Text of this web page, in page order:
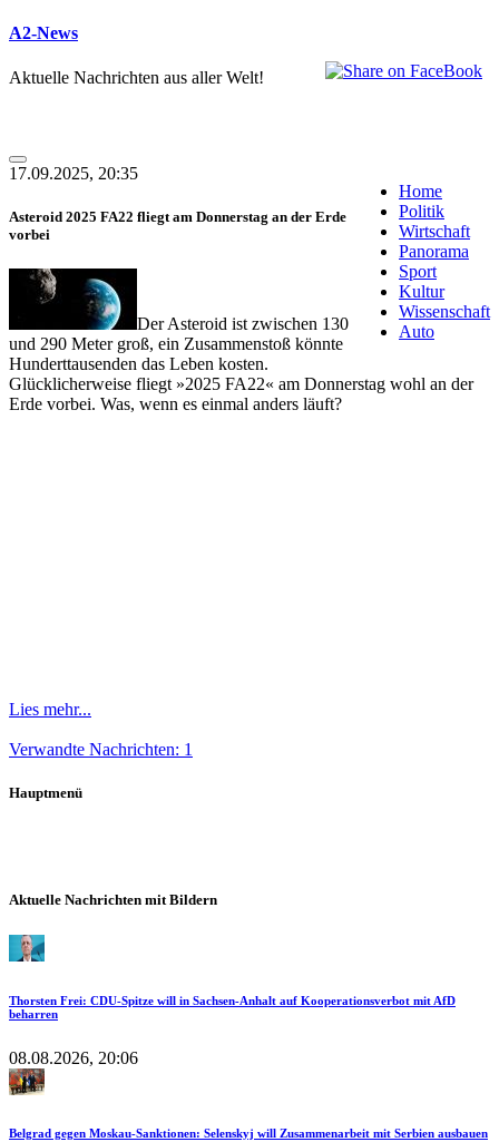
A2-News
Aktuelle Nachrichten aus aller Welt!
Home
Politik
Wirtschaft
Panorama
Sport
Kultur
Wissenschaft
Auto
17.09.2025, 20:35
Asteroid 2025 FA22 fliegt am Donnerstag an der Erde
vorbei
Der Asteroid ist zwischen 130
und 290 Meter groß, ein Zusammenstoß könnte
Hunderttausenden das Leben kosten.
Glücklicherweise fliegt »2025 FA22« am Donnerstag wohl an der
Erde vorbei. Was, wenn es einmal anders läuft?
Lies mehr...
Verwandte Nachrichten: 1
Hauptmenü
Aktuelle Nachrichten mit Bildern
Thorsten Frei: CDU-Spitze will in Sachsen-Anhalt auf Kooperationsverbot mit AfD
beharren
08.08.2026, 20:06
Belgrad gegen Moskau-Sanktionen: Selenskyj will Zusammenarbeit mit Serbien ausbauen